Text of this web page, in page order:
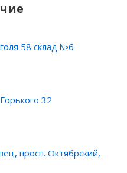
58 склад №6
32
просп. Октябрский,